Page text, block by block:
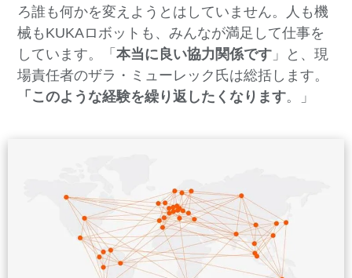
ろ誰も何かを変えようとはしていません。人も機
械もKUKAロボットも、みんなが満足して仕事を
しています。「本当に良い協力関係です 」と、現
場責任者のザラ・ミューレック氏は総括します。
「このような経験を繰り返したくなります。」